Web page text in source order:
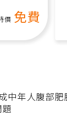
價 免費
中年人腹部肥